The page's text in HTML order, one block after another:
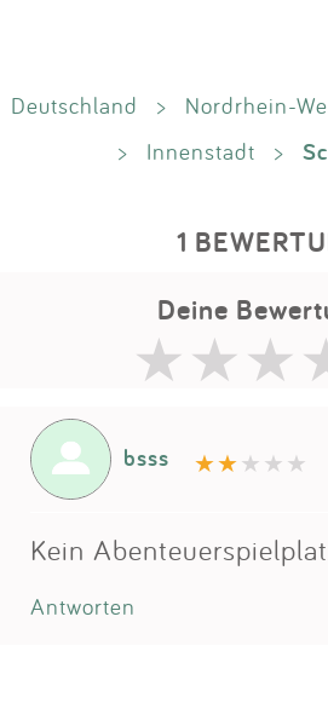
Deutschland > Nordrhein-
>
Innenstadt >
1
Deine
bsss
Kein
Antworten